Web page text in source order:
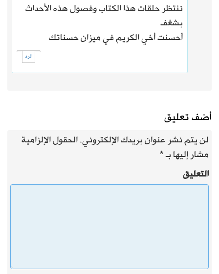
ننتظر حلقات هذا الكتاب وفصول هذه الأحداث
بشغف
أحسنت أخي الكريم في ميزان حسناتك
الرد
أضف تعليق
لن يتم نشر عنوان بريدك الإلكتروني.الحقول الإلزامية
مشار إليها بـ*
التعليق